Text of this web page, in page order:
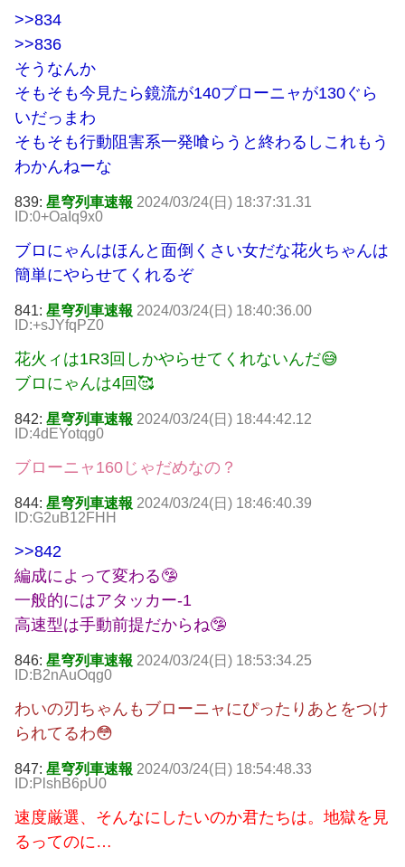
>>834
>>836
そうなんか
そもそも今見たら鏡流が140ブローニャが130ぐら
いだっまわ
そもそも行動阻害系一発喰らうと終わるしこれもう
わかんねーな
839: 星穹列車速報 2024/03/24(日) 18:37:31.31
ID:0+OaIq9x0
ブロにゃんはほんと面倒くさい女だな花火ちゃんは
簡単にやらせてくれるぞ
841: 星穹列車速報 2024/03/24(日) 18:40:36.00
ID:+sJYfqPZ0
花火ィは1R3回しかやらせてくれないんだ😅
ブロにゃんは4回🥰
842: 星穹列車速報 2024/03/24(日) 18:44:42.12
ID:4dEYotqg0
ブローニャ160じゃだめなの？
844: 星穹列車速報 2024/03/24(日) 18:46:40.39
ID:G2uB12FHH
>>842
編成によって変わる🤥
一般的にはアタッカー-1
高速型は手動前提だからね🤥
846: 星穹列車速報 2024/03/24(日) 18:53:34.25
ID:B2nAuOqg0
わいの刃ちゃんもブローニャにぴったりあとをつけ
られてるわ😳
847: 星穹列車速報 2024/03/24(日) 18:54:48.33
ID:PlshB6pU0
速度厳選、そんなにしたいのか君たちは。地獄を見
るってのに…